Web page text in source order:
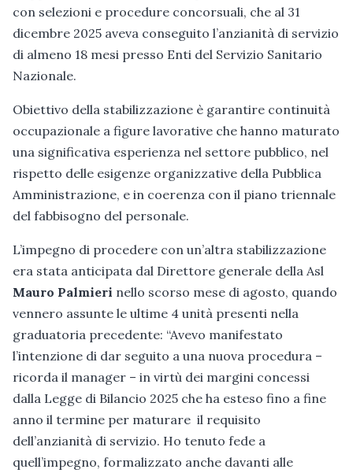
con selezioni e procedure concorsuali, che al 31
dicembre 2025 aveva conseguito l’anzianità di servizio
di almeno 18 mesi presso Enti del Servizio Sanitario
Nazionale.
Obiettivo della stabilizzazione è garantire continuità
occupazionale a figure lavorative che hanno maturato
una significativa esperienza nel settore pubblico, nel
rispetto delle esigenze organizzative della Pubblica
Amministrazione, e in coerenza con il piano triennale
del fabbisogno del personale.
L’impegno di procedere con un’altra stabilizzazione
era stata anticipata dal Direttore generale della Asl
Mauro Palmieri nello scorso mese di agosto, quando
vennero assunte le ultime 4 unità presenti nella
graduatoria precedente: “Avevo manifestato
l’intenzione di dar seguito a una nuova procedura –
ricorda il manager – in virtù dei margini concessi
dalla Legge di Bilancio 2025 che ha esteso fino a fine
anno il termine per maturare il requisito
dell’anzianità di servizio. Ho tenuto fede a
quell’impegno, formalizzato anche davanti alle